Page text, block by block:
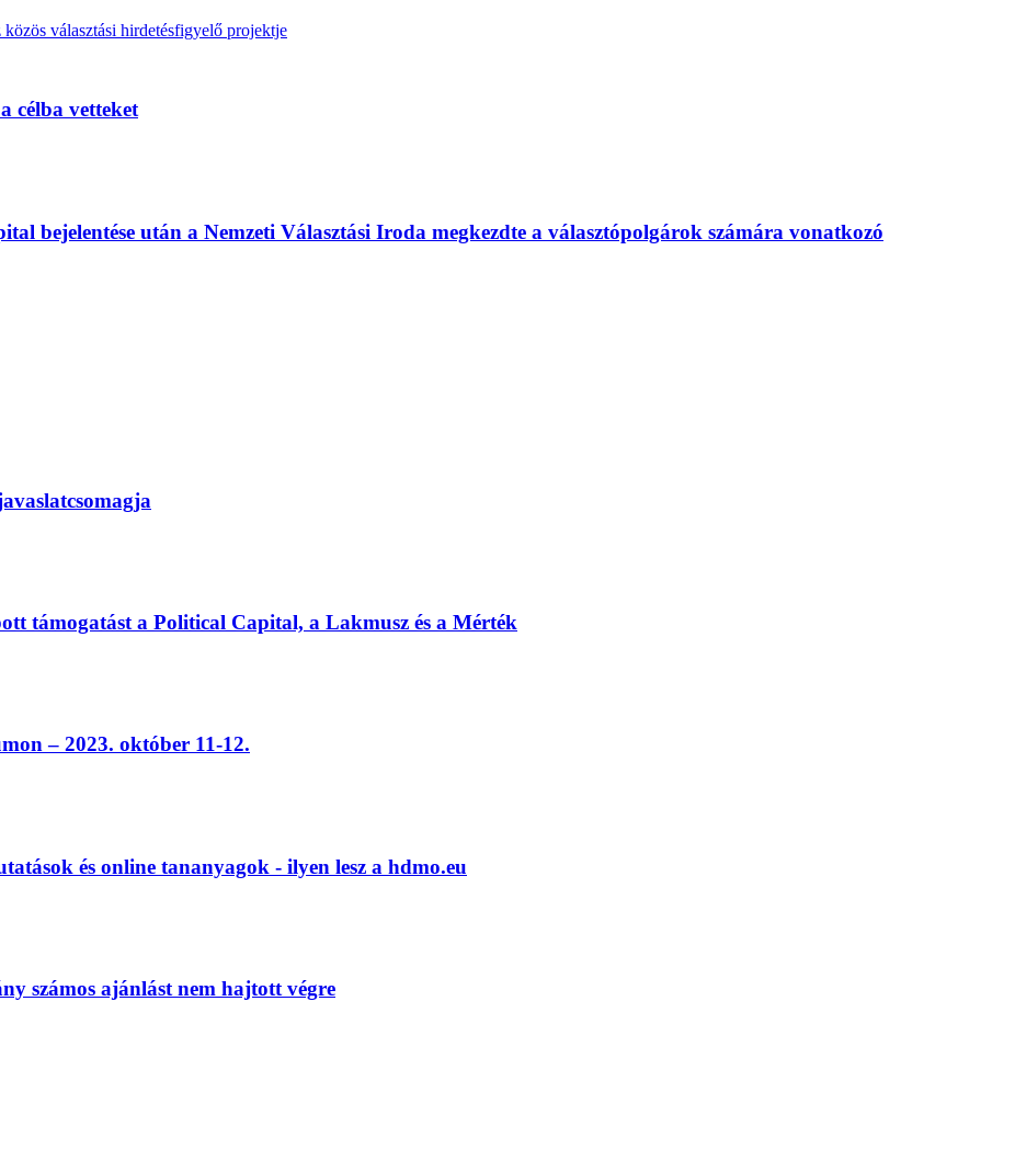
választási hirdetésfigyelő projektje
célba vetteket
bejelentése után a Nemzeti Választási Iroda megkezdte a választópolgárok számára vonatkozó
támogatást a Political Capital, a Lakmusz és a Mérték
– 2023. október 11-12.
és online tananyagok - ilyen lesz a hdmo.eu
számos ajánlást nem hajtott végre